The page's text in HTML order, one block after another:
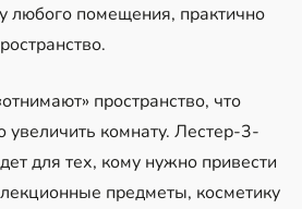
любого помещения, практично
пространство, что
увеличить комнату. Лестер-3-
для тех, кому нужно привести
предметы, косметику